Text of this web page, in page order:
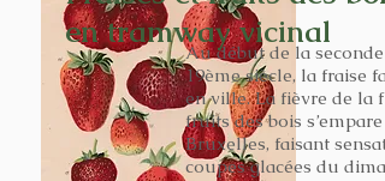
en tramway vicinal
Au début de la seconde
19ème siècle, la fraise
en ville. La fièvre de la
fruits des bois s’empare
Bruxelles, faisant
coupes glacées du